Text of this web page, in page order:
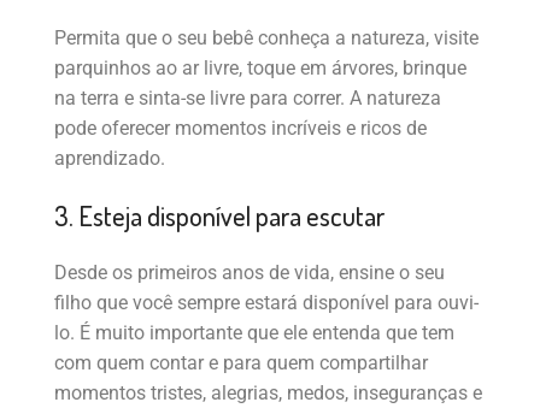
Permita que o seu bebê conheça a natureza, visite
parquinhos ao ar livre, toque em árvores, brinque
na terra e sinta-se livre para correr. A natureza
pode oferecer momentos incríveis e ricos de
aprendizado.
3. Esteja disponível para escutar
Desde os primeiros anos de vida, ensine o seu
filho que você sempre estará disponível para ouvi-
lo. É muito importante que ele entenda que tem
com quem contar e para quem compartilhar
momentos tristes, alegrias, medos, inseguranças e